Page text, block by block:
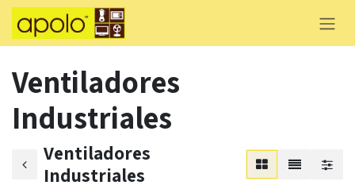
Skip to Content
Ventiladores
Industriales
Ventiladores
Industriales